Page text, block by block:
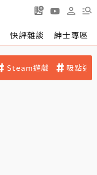
快評雜談 紳士專區
Steam遊戲 吸點迷